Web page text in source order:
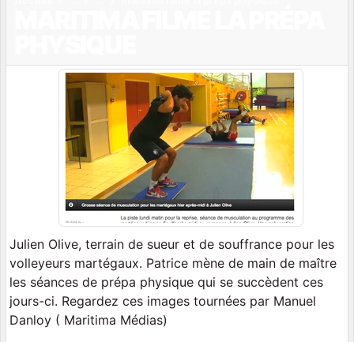
Julien Olive, terrain de sueur et de souffrance pour les
volleyeurs martégaux. Patrice mène de main de maître
les séances de prépa physique qui se succèdent ces
jours-ci. Regardez ces images tournées par Manuel
Danloy ( Maritima Médias)